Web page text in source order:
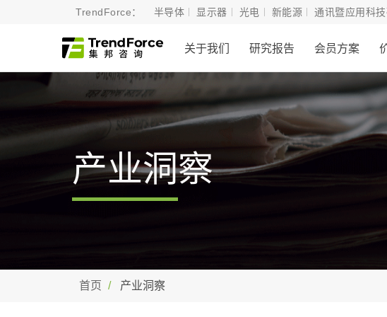
TrendForce： 半导体 显示器 光电 新能源 通讯暨应用科
关于我们 研究报告 会员方案
产业洞察
首页 产业洞察